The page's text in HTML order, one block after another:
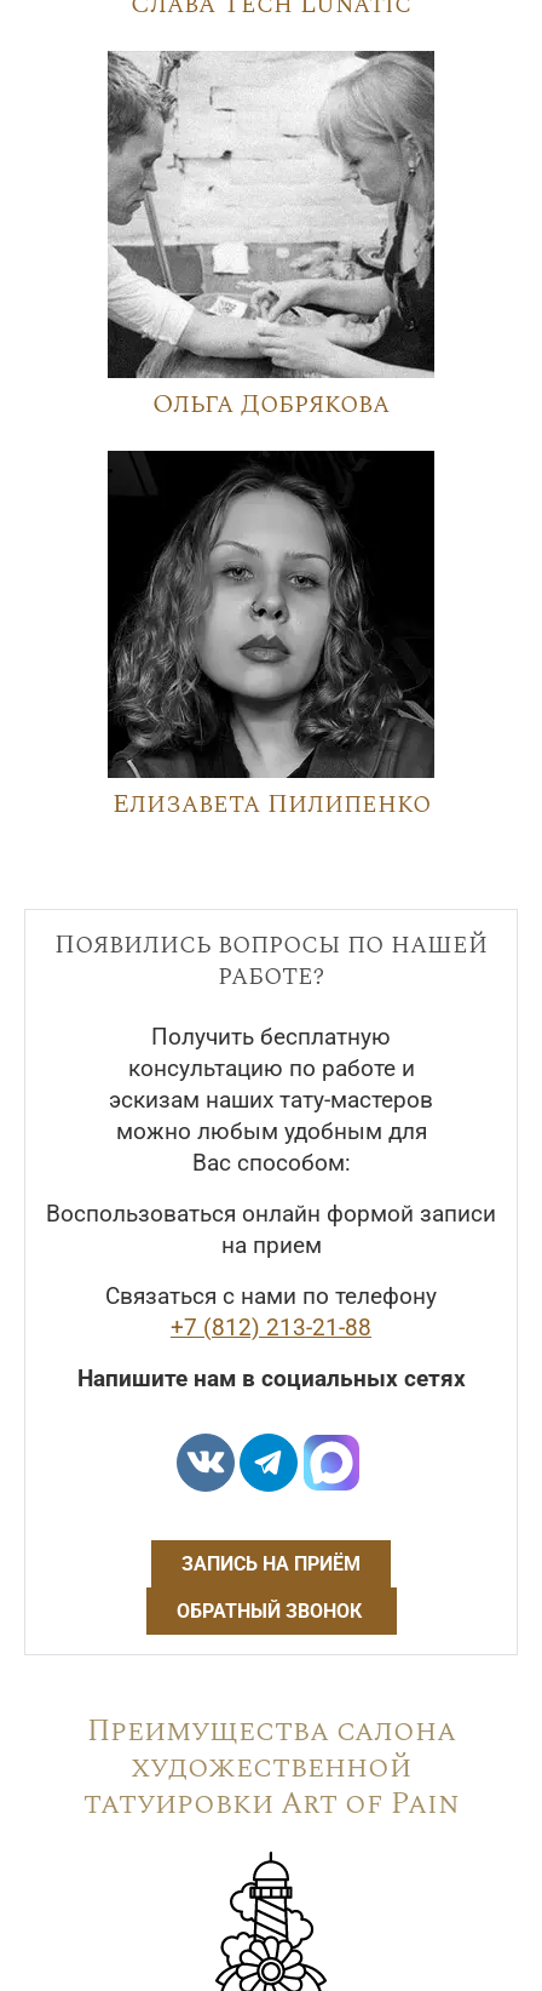
Ольга Добрякова
Елизавета Пилипенко
Появились вопросы по нашей
работе?
Получить бесплатную
консультацию по работе и
эскизам наших тату-мастеров
можно любым удобным для
Вас способом:
Воспользоваться онлайн формой записи
на прием
Связаться с нами по телефону
+7 (812) 213-21-88
Напишите нам в социальных сетях
ЗАПИСЬ НА ПРИЁМ
ОБРАТНЫЙ ЗВОНОК
Преимущества салона
художественной
татуировки Art of Pain